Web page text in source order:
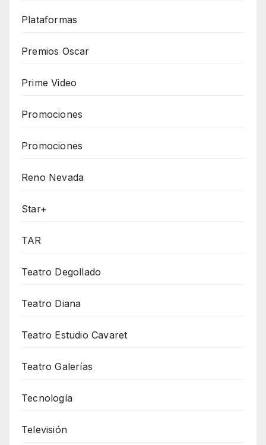
Plataformas
Premios Oscar
Prime Video
Promociones
Promociones
Reno Nevada
Star+
TAR
Teatro Degollado
Teatro Diana
Teatro Estudio Cavaret
Teatro Galerías
Tecnología
Televisión